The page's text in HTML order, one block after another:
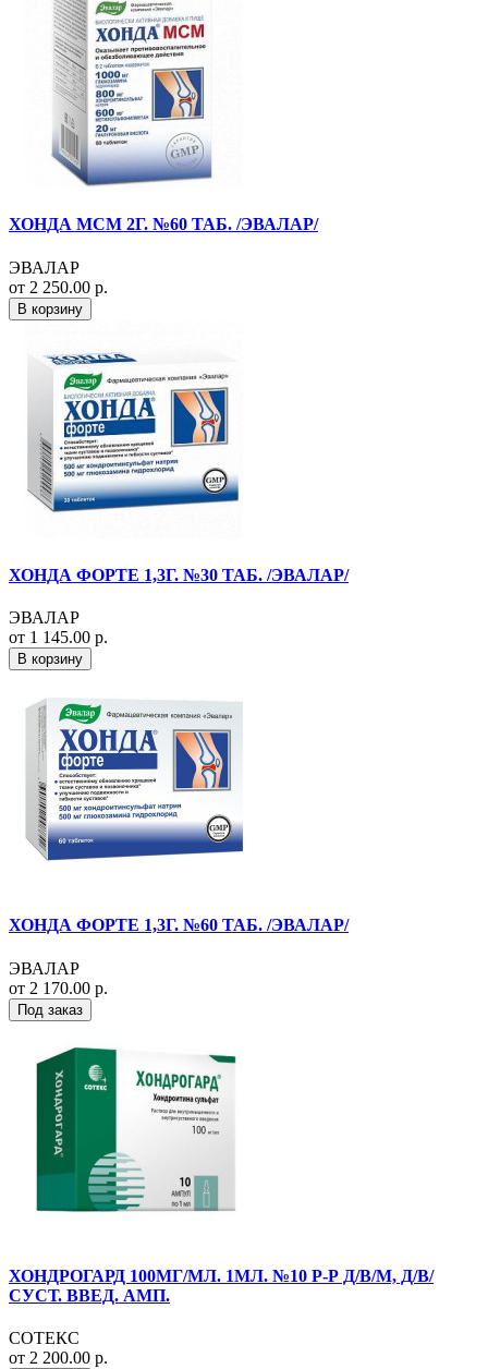
ХОНДА МСМ 2Г. №60 ТАБ. /ЭВАЛАР/
ЭВАЛАР
от 2 250.00 р.
В корзину
ХОНДА ФОРТЕ 1,3Г. №30 ТАБ. /ЭВАЛАР/
ЭВАЛАР
от 1 145.00 р.
В корзину
ХОНДА ФОРТЕ 1,3Г. №60 ТАБ. /ЭВАЛАР/
ЭВАЛАР
от 2 170.00 р.
Под заказ
ХОНДРОГАРД 100МГ/МЛ. 1МЛ. №10 Р-Р Д/В/М, Д/В/
СУСТ. ВВЕД. АМП.
СОТЕКС
от 2 200.00 р.